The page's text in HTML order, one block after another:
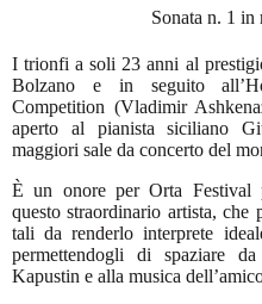
Sonata n. 1 in
I trionfi a soli 23 anni al
Bolzano e in seguito
Competition (Vladimir
aperto al pianista siciliano
maggiori sale da concerto del
È un onore per Orta Festival
questo straordinario artista, che
tali da renderlo interprete
permettendogli di spaziare
Kapustin e alla musica